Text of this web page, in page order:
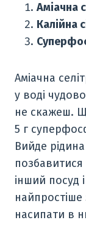
Аміачна
Калійна
Аміачна
у воді
не скажеш.
5 г
Вийде
позбавитися
інший посуд
найпростіше
насипати в